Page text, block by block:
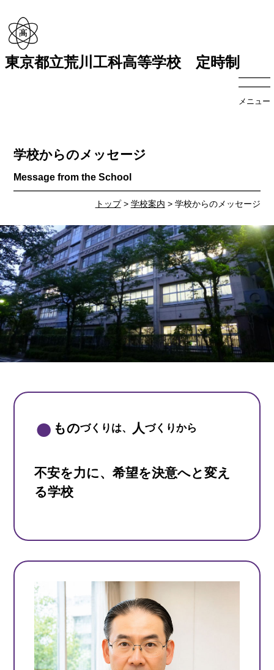
東京都立荒川工科高等学校 定時制
メニュー
トップ> 学校案内 > 学校からのメッセージ
学校からのメッセージ
ものづくりは、 人づくりから
不安を力に、希望を決意へと変え
る学校